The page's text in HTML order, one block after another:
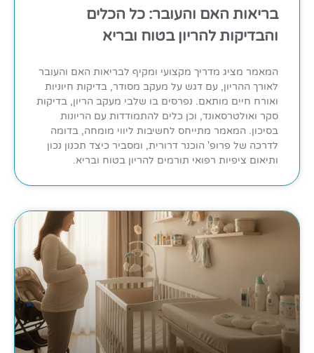
בריאות האם והעובר: כל הכלים
והבדיקות להריון בטוח ובריא
המאמר מציג מדריך מקצועי ומקיף לבריאות האם והעובר
לאורך ההריון, עם דגש על מעקב מסודר, בדיקות חיוניות
ואורח חיים מותאם. נפרסים בו שלבי מעקב הריון, בדיקות
סקר ואולטרסאונד, וכן כלים להתמודדות עם הריונות
בסיכון. המאמר מתייחס לחשיבות ליווי מומחה, בדומה
לדרכה של פרופ' הוכנר דרורית, ומסביר כיצד תכנון נכון
ותיאום ציפיות רפואי תורמים להריון בטוח ובריא.